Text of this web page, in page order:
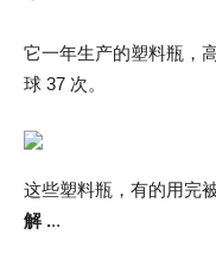
它一年生产的塑料瓶，
球 37 次。
这些塑料瓶，有的用完
解 ...